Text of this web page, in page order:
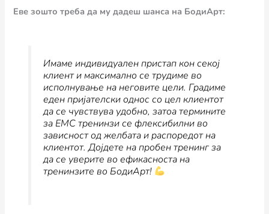
Еве зошто треба да му дадеш шанса на БодиАрт:
Имаме индивидуален пристап кон секој
клиент и максимално се трудиме во
исполнување на неговите цели. Градиме
еден пријателски однос со цел клиентот
да се чувствува удобно, затоа термините
за ЕМС тренинзи се флексибилни во
зависност од желбата и распоредот на
клиентот. Дојдете на пробен тренинг за
да се уверите во ефикасноста на
тренинзите во БодиАрт!